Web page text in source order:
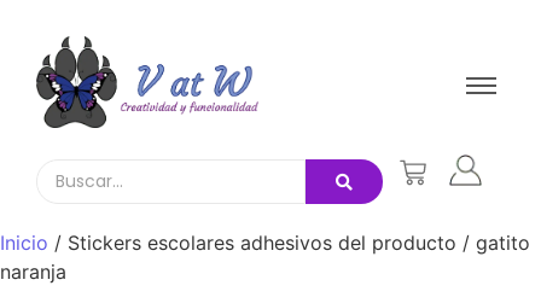
Inicio / Stickers escolares adhesivos del producto / gatito
naranja